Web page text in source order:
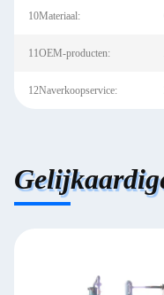
10Materiaal:
11OEM-producten:
12Naverkoopservice: